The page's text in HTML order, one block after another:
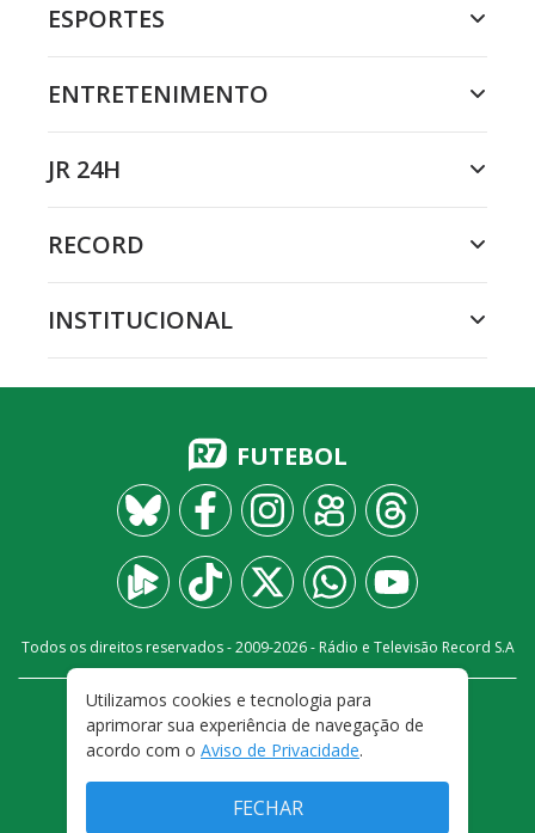
ESPORTES
ENTRETENIMENTO
JR 24H
RECORD
INSTITUCIONAL
FUTEBOL
Todos os direitos reservados - 2009-2026- Rádio e Televisão Record S.A
FALE CONOSCO
PRIVACIDADE
TERMOS E CONDIÇÕES DE USO
Utilizamos cookies e tecnologia para
aprimorar sua experiência de navegação de
acordo com o Aviso de Privacidade.
FECHAR